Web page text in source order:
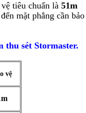
tiêu chuẩn là 51m
mặt phẳng cần bảo
sét Stormaster.
vệ